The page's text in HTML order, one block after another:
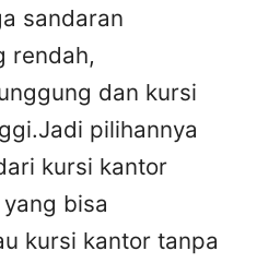
sandaran
rendah,
dan kursi
pilihannya
kursi kantor
bisa
kursi kantor tanpa